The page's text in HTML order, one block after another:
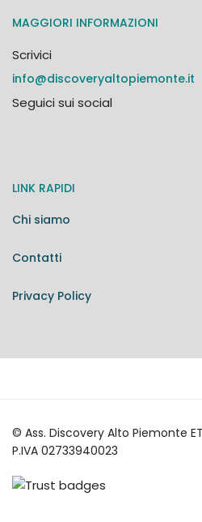
MAGGIORI INFORMAZIONI
Scrivici
info@discoveryaltopiemonte.it
Seguici sui social
LINK RAPIDI
Chi siamo
Contatti
Privacy Policy
© Ass. Discovery Alto Piemonte
P.IVA 02733940023